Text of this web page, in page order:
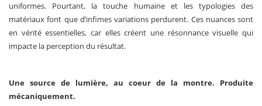
uniformes. Pourtant, la touche humaine et les typologies des
matériaux font que d’infimes variations perdurent. Ces nuances sont
en vérité essentielles, car elles créent une résonnance visuelle qui
impacte la perception du résultat.
Une source de lumière, au coeur de la montre. Produite
mécaniquement.